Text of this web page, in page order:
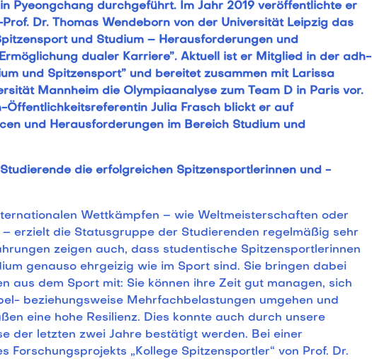
Pyeongchang durchgeführt. Im Jahr 2019 veröffentlichte er
Dr. Thomas Wendeborn von der Universität Leipzig das
und Studium – Herausforderungen und
dualer Karriere”. Aktuell ist er Mitglied in der adh-
und Spitzensport” und bereitet zusammen mit Larissa
Mannheim die Olympiaanalyse zum Team D in Paris vor.
Öffentlichkeitsreferentin Julia Frasch blickt er auf
und Herausforderungen im Bereich Studium und
die erfolgreichen Spitzensportlerinnen und -
Wettkämpfen – wie Weltmeisterschaften oder
– erzielt die Statusgruppe der Studierenden regelmäßig sehr
zeigen auch, dass studentische Spitzensportlerinnen
genauso ehrgeizig wie im Sport sind. Sie bringen dabei
aus dem Sport mit: Sie können ihre Zeit gut managen, sich
beziehungsweise Mehrfachbelastungen umgehen und
eine hohe Resilienz. Dies konnte auch durch unsere
der letzten zwei Jahre bestätigt werden. Bei einer
Forschungsprojekts „Kollege Spitzensportler“ von Prof. Dr.